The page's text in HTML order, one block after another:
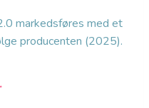
markedsføres med et
producenten (2025).